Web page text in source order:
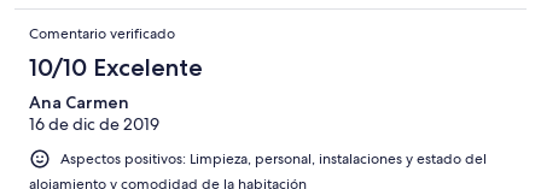
Comentario verificado
10/10 Excelente
Ana Carmen
16 de dic de 2019
Aspectos positivos: Limpieza, personal, instalaciones y estado del
alojamiento y comodidad de la habitación